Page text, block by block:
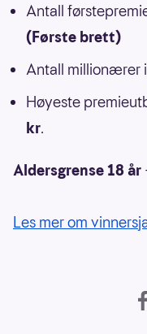
Antall
(Første brett)
Antall millionærer
Høyeste
kr.
Aldersgrense 18 år
Les mer om